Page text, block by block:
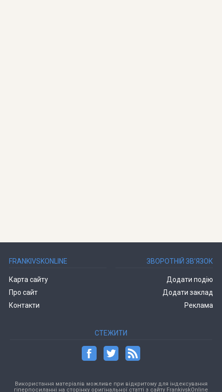
FRANKIVSKONLINE
Карта сайту
Про сайт
Контакти
ЗВОРОТНІЙ ЗВ’ЯЗОК
Додати подію
Додати заклад
Реклама
СТЕЖИТИ
Використання матеріалів можливе при відкритому для індексування
гіперпосиланні на сторінку оригінальної статті з сайту FrankivskOnline